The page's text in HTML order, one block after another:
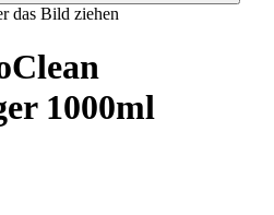
das Bild ziehen
1000ml